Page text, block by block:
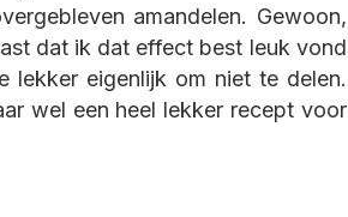
amandelen. Gewoon,
dat ik dat effect best leuk vond
lekker eigenlijk om niet te delen.
wel een heel lekker recept voor